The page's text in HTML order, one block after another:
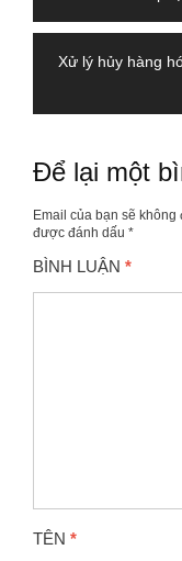
viết
Xử lý hủy hàng
Để lại một
Email của bạn sẽ
được đánh dấu *
BÌNH LUẬN *
TÊN *